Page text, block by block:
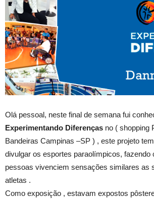
Olá pessoal, neste final de semana fui
Experimentando Diferenças no ( shopping
Bandeiras Campinas –SP ) , este projeto
divulgar os esportes paraolímpicos, fazendo
pessoas vivenciem sensações similares as
atletas .
Como exposição , estavam expostos